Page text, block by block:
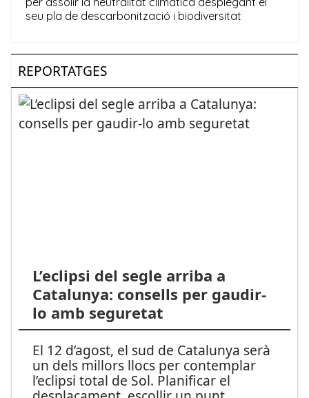
REPORTATGES
L’eclipsi del segle arriba a
Catalunya: consells per gaudir-
lo amb seguretat
El 12 d’agost, el sud de Catalunya serà
un dels millors llocs per contemplar
l’eclipsi total de Sol. Planificar el